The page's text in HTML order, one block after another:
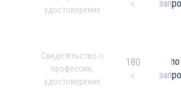
удостоверение
ч.
Свидетельство о
профессии,
удостоверение
180
ч.
по